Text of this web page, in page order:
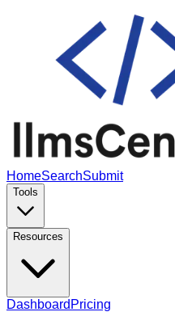
HomeSearchSubmit
Tools
Resources
Dashboard Pricing